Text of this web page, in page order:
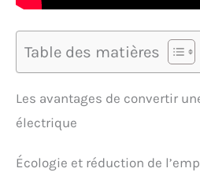
Table des matières
Les avantages de convertir
électrique
Écologie et réduction de